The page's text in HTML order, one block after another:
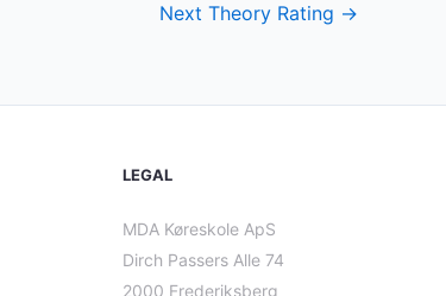
Next Theory Rating →
LEGAL
MDA Køreskole ApS
Dirch Passers Alle 74
2000 Frederiksberg